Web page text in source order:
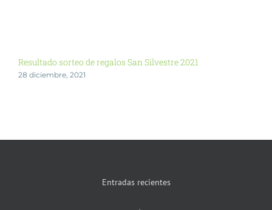
Resultado sorteo de regalos San Silvestre 2021
28 diciembre, 2021
Entradas recientes